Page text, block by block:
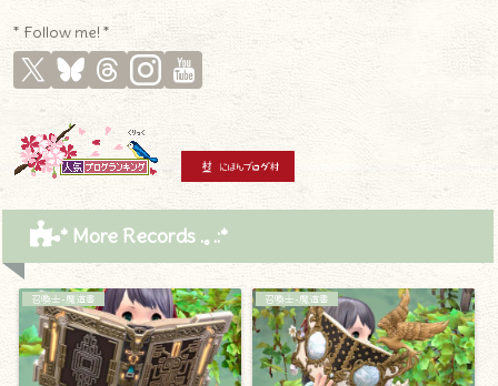
* Follow me! *
* More Records .｡.:*
召喚士-魔道書 召喚士-魔道書